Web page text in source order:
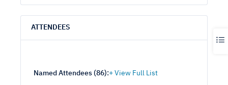
ATTENDEES
Named Attendees (86):